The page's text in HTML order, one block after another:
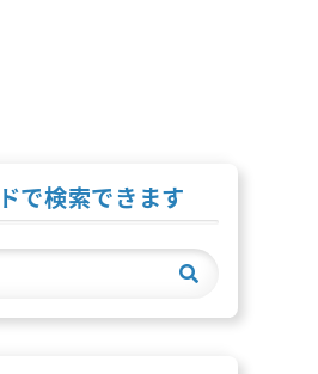
で検索できます